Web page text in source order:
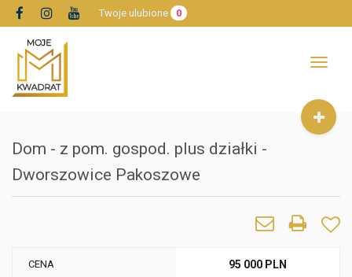
Twoje ulubione 0
Toggle
Dom - z pom. gospod. plus działki -
Dworszowice Pakoszowe
CENA 95 000 PLN